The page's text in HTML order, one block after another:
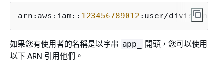
arn:aws:iam:: 123456789012 :user/
如果您有使用者的名稱是以字串 app_
開頭，您可以使用
以下 ARN 引用他們。